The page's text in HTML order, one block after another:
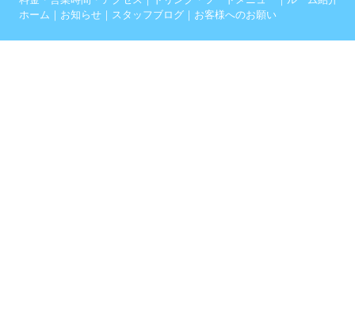
ホーム ｜ お知らせ ｜ スタッフブログ ｜ お客様へのお願い